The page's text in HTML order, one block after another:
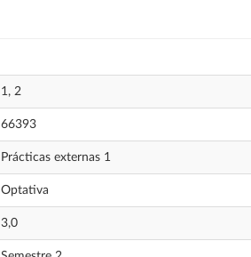
1, 2
66393
Prácticas externas 1
Optativa
3,0